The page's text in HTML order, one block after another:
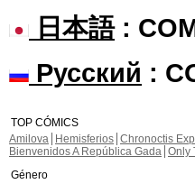
日本語:
Русский :
TOP CÓMICS
Amilova
Hemisferios Chronoctis
Bienvenidos A República Gada Only
Género